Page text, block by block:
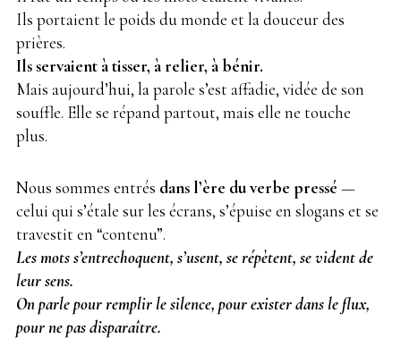
Ils portaient le poids du monde et la douceur des
prières.
Ils servaient à tisser, à relier, à bénir.
Mais aujourd’hui, la parole s’est affadie, vidée de son
souffle. Elle se répand partout, mais elle ne touche
plus.
Nous sommes entrés dans l’ère du verbe pressé —
celui qui s’étale sur les écrans, s’épuise en slogans et se
travestit en “contenu”.
Les mots s’entrechoquent, s’usent, se répètent, se vident de
leur sens.
On parle pour remplir le silence, pour exister dans le flux,
pour ne pas disparaître.